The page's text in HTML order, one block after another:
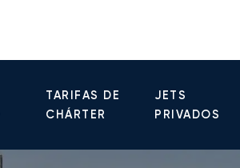
TARIFAS DE
CHÁRTER
JETS
PRIVADOS